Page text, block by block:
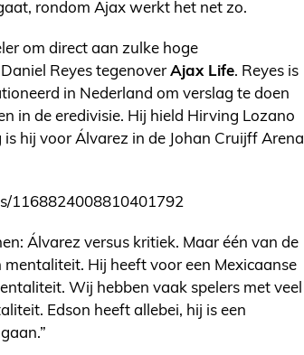
rondom Ajax werkt het net zo.
om direct aan zulke hoge
Reyes tegenover Ajax Life. Reyes is
in Nederland om verslag te doen
in de eredivisie. Hij hield Hirving Lozano
hij voor Álvarez in de Johan Cruijff Arena
1168824008810401792
Álvarez versus kritiek. Maar één van de
Hij heeft voor een Mexicaanse
Wij hebben vaak spelers met veel
Edson heeft allebei, hij is een